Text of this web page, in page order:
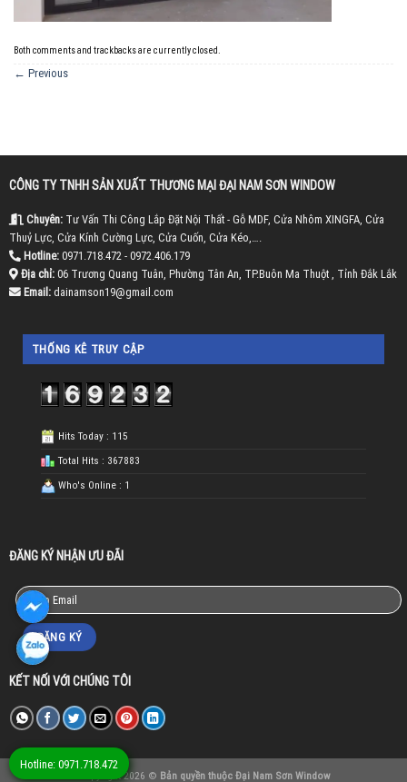
Hotline: 0971.718.472
Both comments and trackbacks are currently closed.
← Previous
CÔNG TY TNHH SẢN XUẤT THƯƠNG MẠI ĐẠI NAM SƠN WINDOW
Chuyên:Tư Vấn Thi Công Lắp Đặt Nội Thất - Gỗ MDF, Cửa Nhôm XINGFA, Cửa
Thuỷ Lực, Cửa Kính Cường Lực, Cửa Cuốn, Cửa Kéo,….
Hotline:0971.718.472 - 0972.406.179
Địa chỉ:06 Trương Quang Tuân, Phường Tân An, TP.Buôn Ma Thuột , Tỉnh Đắk Lắk
Email:dainamson19@gmail.com
THỐNG KÊ TRUY CẬP
Hits Today : 115
Total Hits : 367883
Who's Online : 1
ĐĂNG KÝ NHẬN ƯU ĐÃI
KẾT NỐI VỚI CHÚNG TÔI
Copyright 2026 © Bản quyền thuộc Đại Nam Sơn Window